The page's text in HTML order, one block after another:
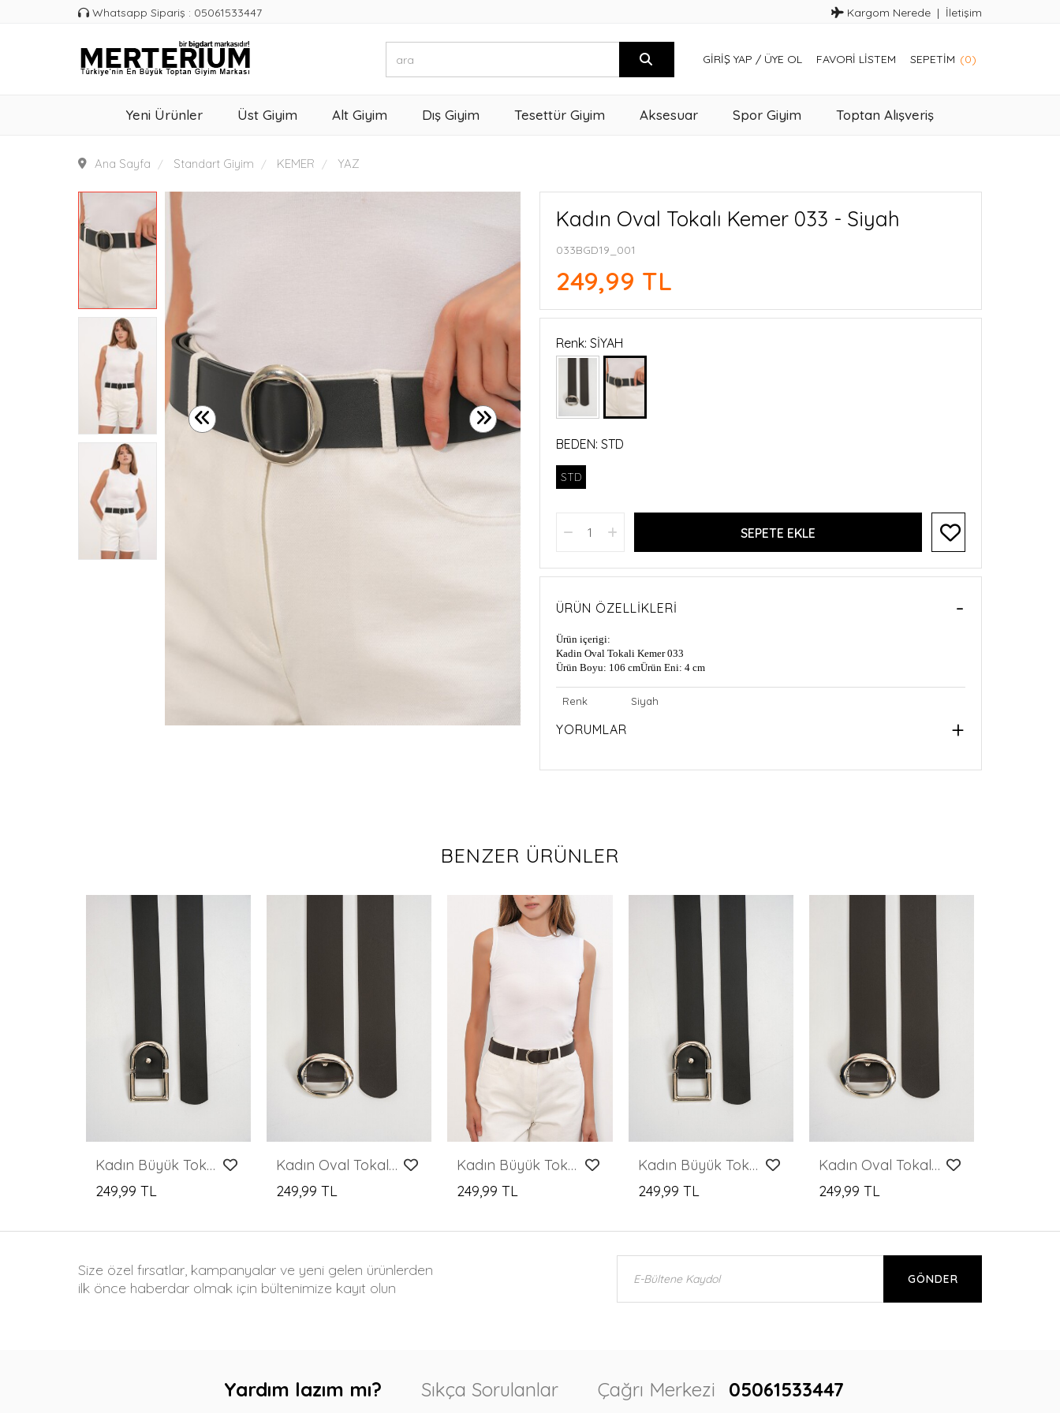
Whatsapp Sipariş : 05061533447 Kargom Nerede İletişim
GIRIŞ YAP / ÜYE OL FAVORI LISTEM SEPETIM (0)
Yeni Ürünler Üst Giyim Alt Giyim Dış Giyim Tesettür Giyim Aksesuar Spor Giyim Toptan Alışveriş
Ana Sayfa Standart Giyim KEMER YAZ
Kadın Oval Tokalı Kemer 033 - Siyah
033BGD19_001
249,99 TL
Renk: SİYAH
BEDEN: STD
STD
SEPETE EKLE
ÜRÜN ÖZELLIKLERI
Ürün içerigi:
Kadin Oval Tokali Kemer 033
Ürün Boyu: 106 cmÜrün Eni: 4 cm
Renk Siyah
YORUMLAR
BENZER ÜRÜNLER
Kadın Büyük Tokalı Kemer 031 - Siyah
249,99 TL
Kadın Oval Tokalı Kemer 033 - Kahverengi
249,99 TL
Kadın Büyük Tokalı Kemer 031 - Kahverengi
249,99 TL
Kadın Büyük Tokalı Kemer 031 - Siyah
249,99 TL
Kadın Oval Tokalı Kemer 033 - Kahverengi
249,99 TL
Size özel fırsatlar, kampanyalar ve yeni gelen ürünlerden
ilk önce haberdar olmak için bültenimize kayıt olun
GÖNDER
Yardım lazım mı? Sıkça Sorulanlar Çağrı Merkezi 05061533447